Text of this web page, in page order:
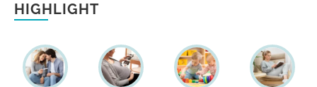
HIGHLIGHT